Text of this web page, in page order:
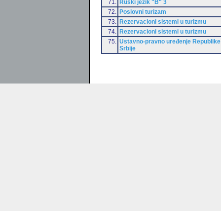
71.
Ruski jezik "B" 3
72.
Poslovni turizam
73.
Rezervacioni sistemi u turizmu
74.
Rezervacioni sistemi u turizmu
75.
Ustavno-pravno uređenje Republike
Srbije